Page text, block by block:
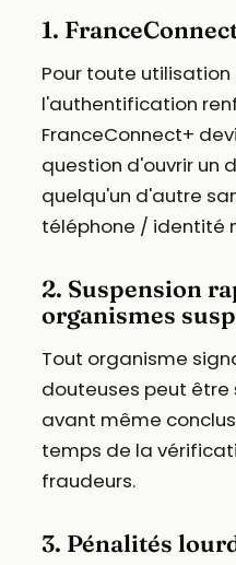
1.
Pour toute utilisation
l'authentification
FranceConnect+
question d'ouvrir un
quelqu'un d'autre
téléphone / identité
2. Suspension
organismes
Tout organisme
douteuses peut être
avant même
temps de la
fraudeurs.
3. Pénalités